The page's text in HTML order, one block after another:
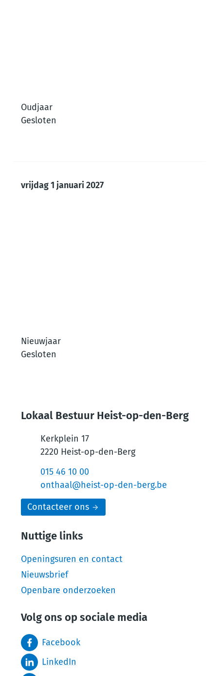
Oudjaar
Gesloten
vrijdag 1 januari 2027
Nieuwjaar
Gesloten
Lokaal Bestuur Heist-op-den-Berg
Kerkplein 17
,
2220 Heist-op-den-Berg
015 46 10 00
E-mailonthaal@heist-op-den-berg.be
Contacteer ons
Nuttige links
Openingsuren en contact
Nieuwsbrief
Openbare onderzoeken
Volg ons op sociale media
Facebook
LinkedIn